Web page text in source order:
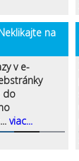
na
v e-
do
viac...